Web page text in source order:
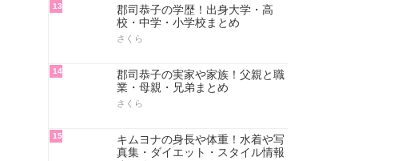
13
郡司恭子の学歴！出身大学・高
校・中学・小学校まとめ
さくら
14
郡司恭子の実家や家族！父親と職
業・母親・兄弟まとめ
さくら
15
キムヨナの身長や体重！水着や写
真集・ダイエット・スタイル情報